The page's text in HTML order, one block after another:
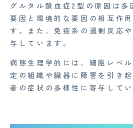
グルタル酸血症2型の原因は多
要因と環境的な要因の相互作
す。また、免疫系の過剰反応
与しています。
病態生理学的には、細胞レベ
定の組織や臓器に障害を引き
者の症状の多様性に寄与してい